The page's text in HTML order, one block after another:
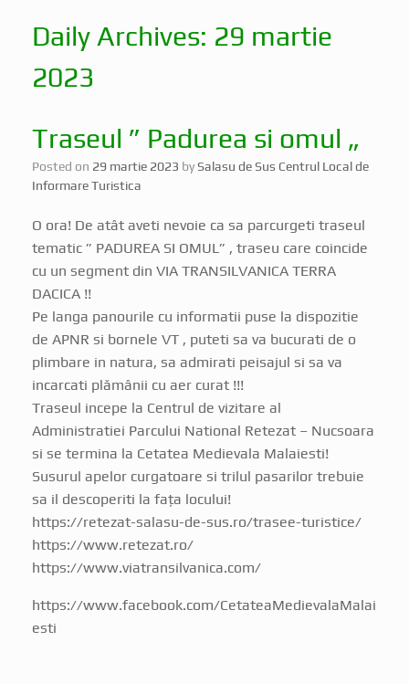
Daily Archives: 29 martie
2023
Traseul ” Padurea si omul „
Posted on 29 martie 2023 bySalasu de Sus Centrul Local de
Informare Turistica
O ora! De atât aveti nevoie ca sa parcurgeti traseul
tematic ” PADUREA SI OMUL” , traseu care coincide
cu un segment din VIA TRANSILVANICA TERRA
DACICA !!
Pe langa panourile cu informatii puse la dispozitie
de APNR si bornele VT , puteti sa va bucurati de o
plimbare in natura, sa admirati peisajul si sa va
incarcati plămânii cu aer curat !!!
Traseul incepe la Centrul de vizitare al
Administratiei Parcului National Retezat – Nucsoara
si se termina la Cetatea Medievala Malaiesti!
Susurul apelor curgatoare si trilul pasarilor trebuie
sa il descoperiti la fața locului!
https://retezat-salasu-de-sus.ro/trasee-turistice/
https://www.retezat.ro/
https://www.viatransilvanica.com/
https://www.facebook.com/CetateaMedievalaMalai
esti